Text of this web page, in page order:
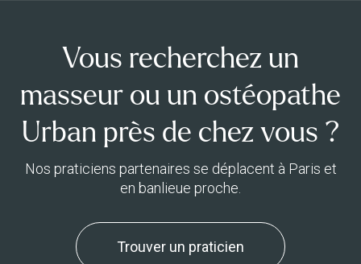
Vous recherchez un
masseur ou un ostéopathe
Urban près de chez vous ?
Nos praticiens partenaires se déplacent à Paris et
en banlieue proche.
Trouver un praticien